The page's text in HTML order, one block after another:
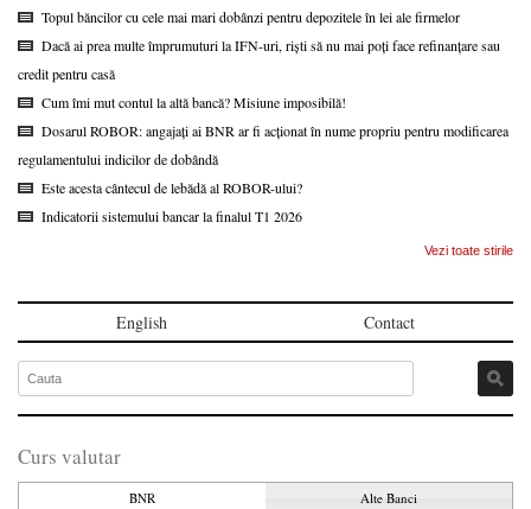
Topul băncilor cu cele mai mari dobânzi pentru depozitele în lei ale firmelor
Dacă ai prea multe împrumuturi la IFN-uri, riști să nu mai poți face refinanțare sau
credit pentru casă
Cum îmi mut contul la altă bancă? Misiune imposibilă!
Dosarul ROBOR: angajați ai BNR ar fi acționat în nume propriu pentru modificarea
regulamentului indicilor de dobândă
Este acesta cântecul de lebădă al ROBOR-ului?
Indicatorii sistemului bancar la finalul T1 2026
Vezi toate stirile
English Contact
Curs valutar
BNR Alte Banci